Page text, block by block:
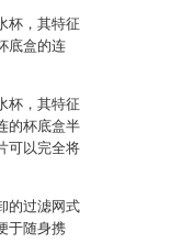
杯，其特征
底盒的连
杯，其特征
的杯底盒半
可以完全将
的过滤网式
于随身携